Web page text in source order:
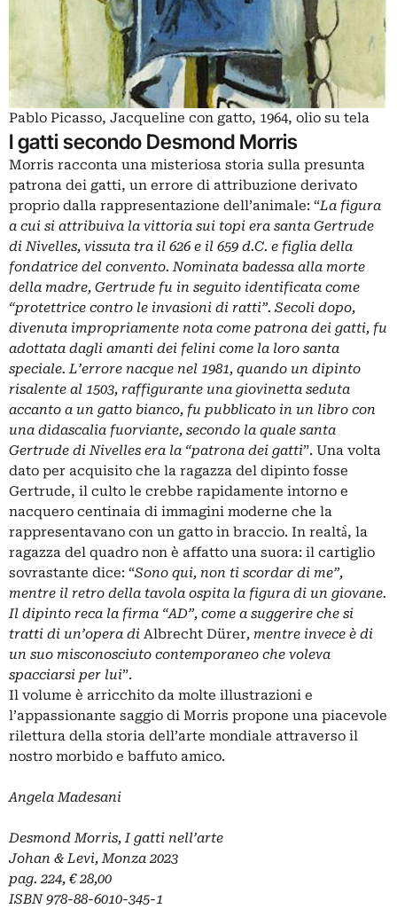
Pablo Picasso, Jacqueline con gatto, 1964, olio su tela
I gatti secondo Desmond Morris
Morris racconta una misteriosa storia sulla presunta
patrona dei gatti, un errore di attribuzione derivato
proprio dalla rappresentazione dell’animale: “La figura
a cui si attribuiva la vittoria sui topi era santa Gertrude
di Nivelles, vissuta tra il 626 e il 659 d.C. e figlia della
fondatrice del convento. Nominata badessa alla morte
della madre, Gertrude fu in seguito identificata come
“protettrice contro le invasioni di ratti”. Secoli dopo,
divenuta impropriamente nota come patrona dei gatti, fu
adottata dagli amanti dei felini come la loro santa
speciale. L’errore nacque nel 1981, quando un dipinto
risalente al 1503, raffigurante una giovinetta seduta
accanto a un gatto bianco, fu pubblicato in un libro con
una didascalia fuorviante, secondo la quale santa
Gertrude di Nivelles era la “patrona dei gatti”. Una volta
dato per acquisito che la ragazza del dipinto fosse
Gertrude, il culto le crebbe rapidamente intorno e
nacquero centinaia di immagini moderne che la
rappresentavano con un gatto in braccio. In realtà̀, la
ragazza del quadro non è affatto una suora: il cartiglio
sovrastante dice: “Sono qui, non ti scordar di me”,
mentre il retro della tavola ospita la figura di un giovane.
Il dipinto reca la firma “AD”, come a suggerire che si
tratti di un’opera di Albrecht Dürer, mentre invece è di
un suo misconosciuto contemporaneo che voleva
spacciarsi per lui”.
Il volume è arricchito da molte illustrazioni e
l’appassionante saggio di Morris propone una piacevole
rilettura della storia dell’arte mondiale attraverso il
nostro morbido e baffuto amico.
Angela Madesani
Desmond Morris, I gatti nell’arte
Johan & Levi, Monza 2023
pag. 224, € 28,00
ISBN 978-88-6010-345-1